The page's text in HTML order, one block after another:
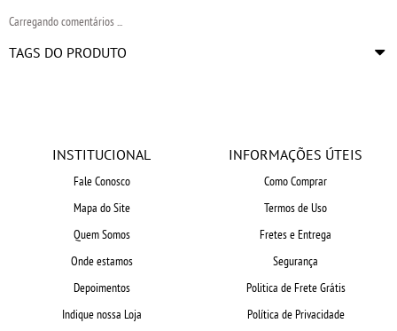
Carregando comentários ...
TAGS DO PRODUTO
INSTITUCIONAL
Fale Conosco
Mapa do Site
Quem Somos
Onde estamos
Depoimentos
Indique nossa Loja
INFORMAÇÕES ÚTEIS
Como Comprar
Termos de Uso
Fretes e Entrega
Segurança
Politica de Frete Grátis
Política de Privacidade